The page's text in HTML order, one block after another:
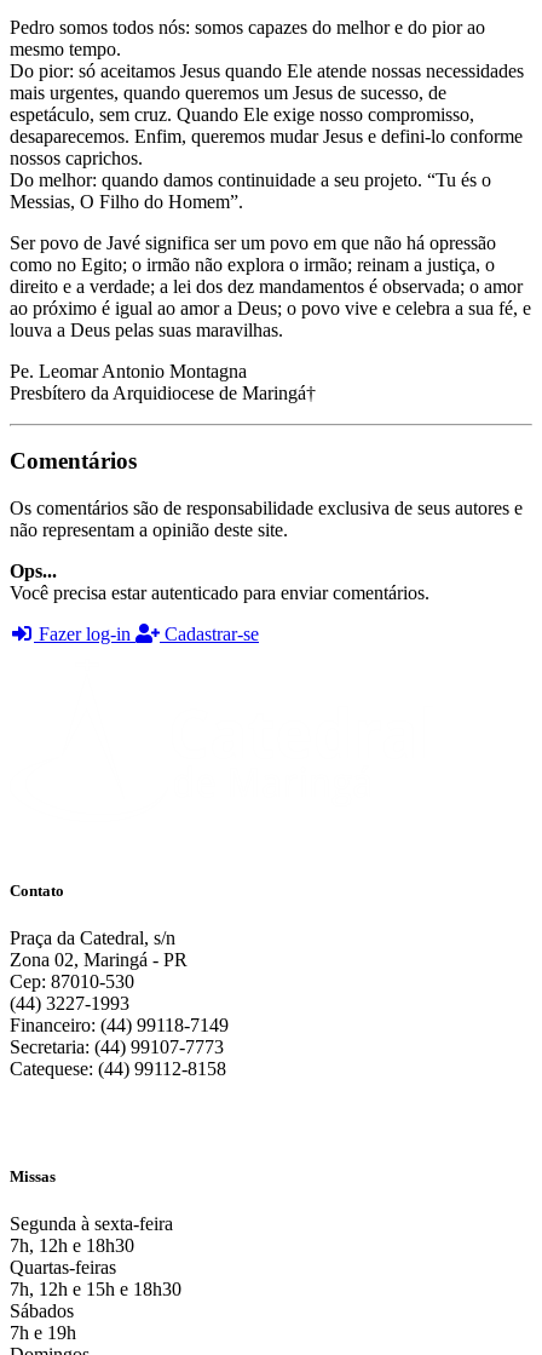
Pedro somos todos nós: somos capazes do melhor e do pior ao
mesmo tempo.
Do pior: só aceitamos Jesus quando Ele atende nossas necessidades
mais urgentes, quando queremos um Jesus de sucesso, de
espetáculo, sem cruz. Quando Ele exige nosso compromisso,
desaparecemos. Enfim, queremos mudar Jesus e defini-lo conforme
nossos caprichos.
Do melhor: quando damos continuidade a seu projeto. “Tu és o
Messias, O Filho do Homem”.
Ser povo de Javé significa ser um povo em que não há opressão
como no Egito; o irmão não explora o irmão; reinam a justiça, o
direito e a verdade; a lei dos dez mandamentos é observada; o amor
ao próximo é igual ao amor a Deus; o povo vive e celebra a sua fé, e
louva a Deus pelas suas maravilhas.
Pe. Leomar Antonio Montagna
Presbítero da Arquidiocese de Maringá†
Comentários
Os comentários são de responsabilidade exclusiva de seus autores e
não representam a opinião deste site.
Ops...
Você precisa estar autenticado para enviar comentários.
Fazer log-in
Cadastrar-se
Contato
Praça da Catedral, s/n
Zona 02, Maringá - PR
Cep: 87010-530
(44) 3227-1993
Financeiro: (44) 99118-7149
Secretaria: (44) 99107-7773
Catequese: (44) 99112-8158
Missas
Segunda à sexta-feira
7h, 12h e 18h30
Quartas-feiras
7h, 12h e 15h e 18h30
Sábados
7h e 19h